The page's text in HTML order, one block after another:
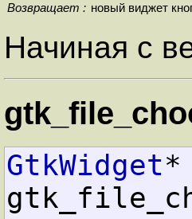
Возвращает : новый виджет
Начиная с
GtkWidget*